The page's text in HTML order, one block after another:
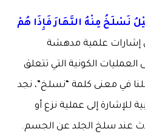
نَسْلَخُ مِنْهُ النَّهَارَ فَإِذَا هُمْ
إشارات علمية مدهشة
العمليات الكونية التي تتعلق
في معنى كلمة “نسلخ”، نجد
للإشارة إلى عملية نزع أو
عند سلخ الجلد عن الجسم.